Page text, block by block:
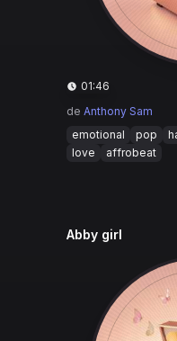
01:46
de Anthony Sam
emotional
pop
love
affrobeat
Abby girl